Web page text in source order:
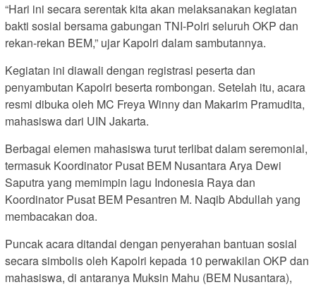
“Hari ini secara serentak kita akan melaksanakan kegiatan
bakti sosial bersama gabungan TNI-Polri seluruh OKP dan
rekan-rekan BEM,” ujar Kapolri dalam sambutannya.
Kegiatan ini diawali dengan registrasi peserta dan
penyambutan Kapolri beserta rombongan. Setelah itu, acara
resmi dibuka oleh MC Freya Winny dan Makarim Pramudita,
mahasiswa dari UIN Jakarta.
Berbagai elemen mahasiswa turut terlibat dalam seremonial,
termasuk Koordinator Pusat BEM Nusantara Arya Dewi
Saputra yang memimpin lagu Indonesia Raya dan
Koordinator Pusat BEM Pesantren M. Naqib Abdullah yang
membacakan doa.
Puncak acara ditandai dengan penyerahan bantuan sosial
secara simbolis oleh Kapolri kepada 10 perwakilan OKP dan
mahasiswa, di antaranya Muksin Mahu (BEM Nusantara),